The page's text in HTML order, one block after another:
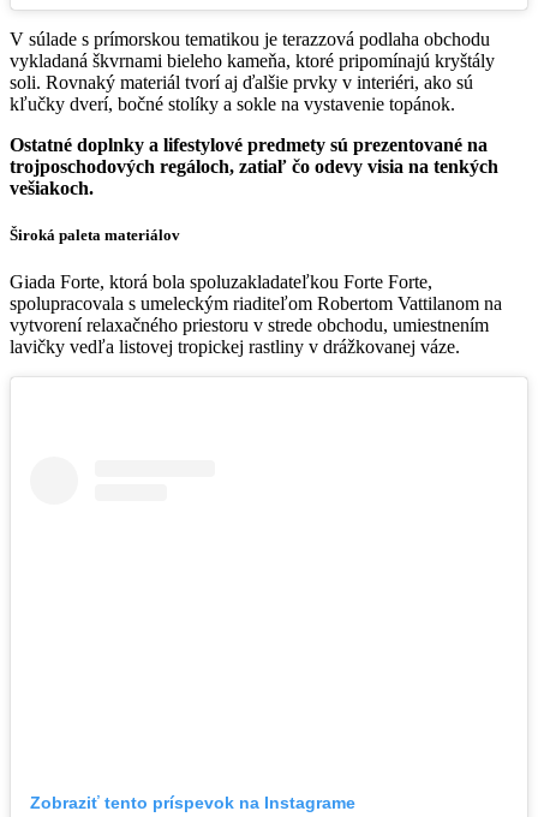
V súlade s prímorskou tematikou je terazzová podlaha obchodu
vykladaná škvrnami bieleho kameňa, ktoré pripomínajú kryštály
soli. Rovnaký materiál tvorí aj ďalšie prvky v interiéri, ako sú
kľučky dverí, bočné stolíky a sokle na vystavenie topánok.
Ostatné doplnky a lifestylové predmety sú prezentované na
trojposchodových regáloch, zatiaľ čo odevy visia na tenkých
vešiakoch.
Široká paleta materiálov
Giada Forte, ktorá bola spoluzakladateľkou Forte Forte,
spolupracovala s umeleckým riaditeľom Robertom Vattilanom na
vytvorení relaxačného priestoru v strede obchodu, umiestnením
lavičky vedľa listovej tropickej rastliny v drážkovanej váze.
Zobraziť tento príspevok na Instagrame